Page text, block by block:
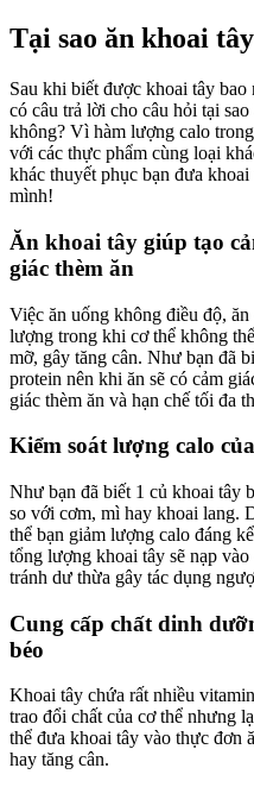
Tại sao ăn khoai
Sau khi biết được khoai tây
có câu trả lời cho câu hỏi tại
không? Vì hàm lượng calo
với các thực phẩm cùng loại
khác thuyết phục bạn đưa
mình!
Ăn khoai tây giúp tạo
giác thèm ăn
Việc ăn uống không điều độ,
lượng trong khi cơ thể không
mỡ, gây tăng cân. Như bạn đã
protein nên khi ăn sẽ có cảm
giác thèm ăn và hạn chế tối đa
Kiểm soát lượng calo
Như bạn đã biết 1 củ khoai tây
so với cơm, mì hay khoai lang.
thể bạn giảm lượng calo đáng
tổng lượng khoai tây sẽ nạp
tránh dư thừa gây tác dụng
Cung cấp chất dinh
béo
Khoai tây chứa rất nhiều
trao đổi chất của cơ thể nhưng
thể đưa khoai tây vào thực đơn
hay tăng cân.